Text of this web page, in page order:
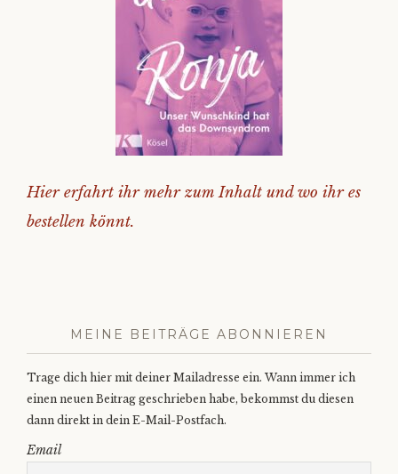
Hier erfahrt ihr mehr zum Inhalt und wo ihr es
bestellen könnt.
MEINE BEITRÄGE ABONNIEREN
Trage dich hier mit deiner Mailadresse ein. Wann immer ich
einen neuen Beitrag geschrieben habe, bekommst du diesen
dann direkt in dein E-Mail-Postfach.
Email